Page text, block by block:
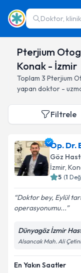
Doktor,
Pterjium
Konak - İzmir
Toplam 3 Pterjium
yapan doktor -
Filtrele
Op. Dr.
Göz
İzmir,
5 (1
Doktor bey, Eylül
operasyonumu...
Dünyagöz İzmir
Alsancak Mah. Ali
En Yakın Saatler